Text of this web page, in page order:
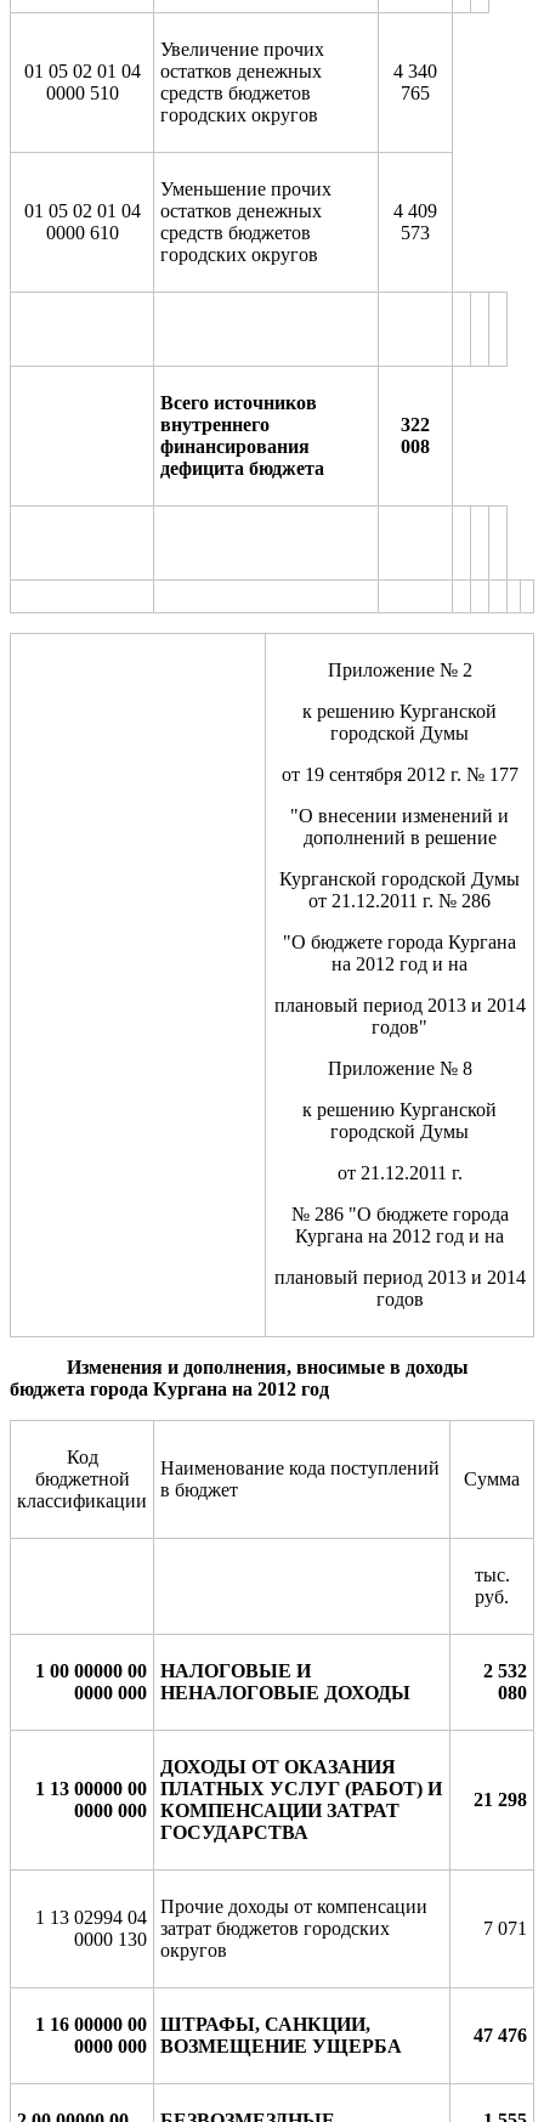
01 05 02 01 04
0000 510
Увеличение прочих
остатков денежных
средств бюджетов
городских округов
4 340
765
01 05 02 01 04
0000 610
Уменьшение прочих
остатков денежных
средств бюджетов
городских округов
4 409
573
Всего источников
внутреннего
финансирования
дефицита бюджета
322
008
Приложение № 2
к решению Курганской
городской Думы
от 19 сентября 2012 г. № 177
"О внесении изменений и
дополнений в решение
Курганской городской Думы
от 21.12.2011 г. № 286
"О бюджете города Кургана
на 2012 год и на
плановый период 2013 и 2014
годов"
Приложение № 8
к решению Курганской
городской Думы
от 21.12.2011 г.
№ 286 "О бюджете города
Кургана на 2012 год и на
плановый период 2013 и 2014
годов
Изменения и дополнения, вносимые в доходы
бюджета города Кургана на 2012 год
Код
бюджетной
классификации
Наименование кода поступлений
в бюджет
Сумма
тыс.
руб.
1 00 00000 00
0000 000
НАЛОГОВЫЕ И
НЕНАЛОГОВЫЕ ДОХОДЫ
2 532
080
1 13 00000 00
0000 000
ДОХОДЫ ОТ ОКАЗАНИЯ
ПЛАТНЫХ УСЛУГ (РАБОТ) И
КОМПЕНСАЦИИ ЗАТРАТ
ГОСУДАРСТВА
21 298
1 13 02994 04
0000 130
Прочие доходы от компенсации
затрат бюджетов городских
округов
7 071
1 16 00000 00
0000 000
ШТРАФЫ, САНКЦИИ,
ВОЗМЕЩЕНИЕ УЩЕРБА
47 476